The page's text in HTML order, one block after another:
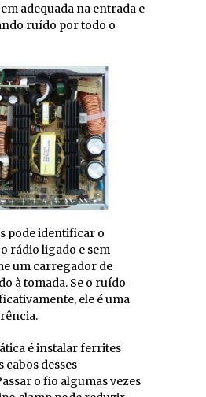
adequada na entrada e
ruído por todo o
pode identificar o
rádio ligado e sem
um carregador de
à tomada. Se o ruído
ele é uma
é instalar ferrites
cabos desses
o fio algumas vezes